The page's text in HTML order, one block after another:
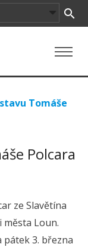
Tomáše
Polcara
ze Slavětína
města Loun.
3. března